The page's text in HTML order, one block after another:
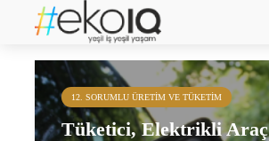
Mobilite Tüketici Endeksi
12. SORUMLU ÜRETIM VE TÜKETIM
Tüketici, Elektrikli Araç